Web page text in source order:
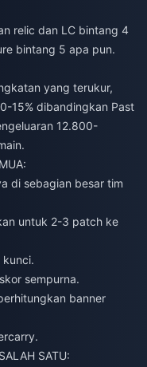
relic dan LC bintang 4
bintang 5 apa pun.
yang terukur,
15% dibandingkan Past
12.800-
di sebagian besar tim
untuk 2-3 patch ke
kunci.
sempurna.
banner
SATU: